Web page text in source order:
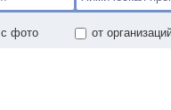
с фото от